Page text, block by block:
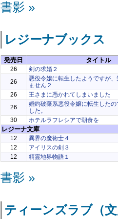
書影 »
レジーナブックス
発売日 タイトル
26
剣の求婚２
26
悪役令嬢に転生したようですが
ません２
26
王さまに憑かれてしまいました
26
婚約破棄系悪役令嬢に転生した
した。
30
ホテルラフレシアで朝食を
レジーナ文庫
12
異界の魔術士４
12
アイリスの剣３
12
精霊地界物語１
書影 »
ティーンズラブ（